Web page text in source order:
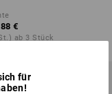
€
ab 3 Stück
für